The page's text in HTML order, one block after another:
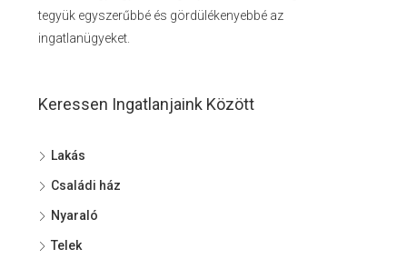
tegyük egyszerűbbé és gördülékenyebbé az
ingatlanügyeket.
Keressen Ingatlanjaink Között
Lakás
Családi ház
Nyaraló
Telek